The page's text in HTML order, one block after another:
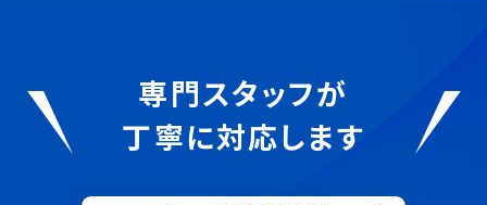
専門スタッフが
丁寧に対応します